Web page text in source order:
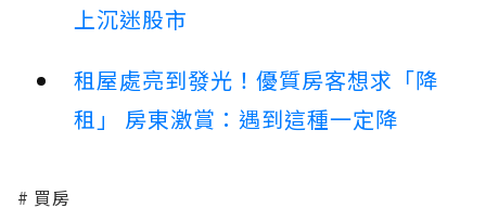
上沉迷股市
租屋處亮到發光！優質房客想求「降
租」 房東激賞：遇到這種一定降
買房